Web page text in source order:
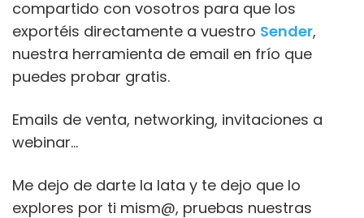
compartido con vosotros para que los
exportéis directamente a vuestro Sender,
nuestra herramienta de email en frío que
puedes probar gratis.
Emails de venta, networking, invitaciones a
webinar…
Me dejo de darte la lata y te dejo que lo
explores por ti mism@, pruebas nuestras